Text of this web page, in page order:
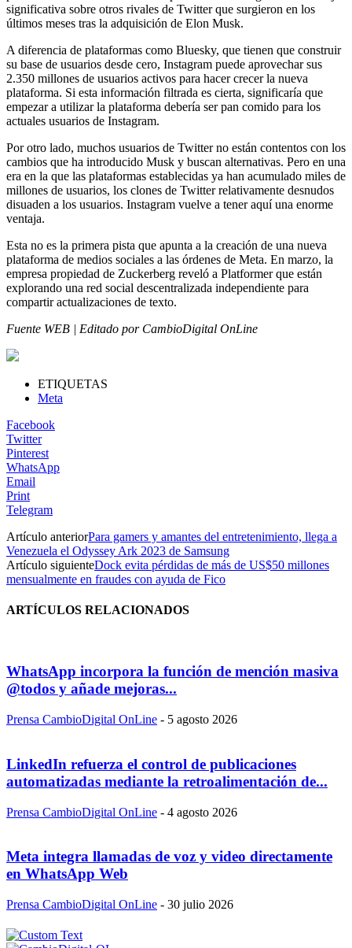
significativa sobre otros rivales de Twitter que surgieron en los
últimos meses tras la adquisición de Elon Musk.
A diferencia de plataformas como Bluesky, que tienen que construir
su base de usuarios desde cero, Instagram puede aprovechar sus
2.350 millones de usuarios activos para hacer crecer la nueva
plataforma. Si esta información filtrada es cierta, significaría que
empezar a utilizar la plataforma debería ser pan comido para los
actuales usuarios de Instagram.
Por otro lado, muchos usuarios de Twitter no están contentos con los
cambios que ha introducido Musk y buscan alternativas. Pero en una
era en la que las plataformas establecidas ya han acumulado miles de
millones de usuarios, los clones de Twitter relativamente desnudos
disuaden a los usuarios. Instagram vuelve a tener aquí una enorme
ventaja.
Esta no es la primera pista que apunta a la creación de una nueva
plataforma de medios sociales a las órdenes de Meta. En marzo, la
empresa propiedad de Zuckerberg reveló a Platformer que están
explorando una red social descentralizada independiente para
compartir actualizaciones de texto.
Fuente WEB | Editado por CambioDigital OnLine
ETIQUETAS
Meta
Facebook
Twitter
Pinterest
WhatsApp
Email
Print
Telegram
Artículo anteriorPara gamers y amantes del entretenimiento, llega a
Venezuela el Odyssey Ark 2023 de Samsung
Artículo siguienteDock evita pérdidas de más de US$50 millones
mensualmente en fraudes con ayuda de Fico
ARTÍCULOS RELACIONADOS
WhatsApp incorpora la función de mención masiva
@todos y añade mejoras...
Prensa CambioDigital OnLine - 5 agosto 2026
LinkedIn refuerza el control de publicaciones
automatizadas mediante la retroalimentación de...
Prensa CambioDigital OnLine - 4 agosto 2026
Meta integra llamadas de voz y video directamente
en WhatsApp Web
Prensa CambioDigital OnLine - 30 julio 2026